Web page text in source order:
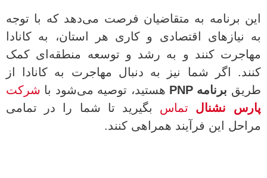
این برنامه به متقاضیان فرصت می‌دهد که با توجه
به نیازهای اقتصادی و کاری هر استان، به کانادا
مهاجرت کنند و به رشد و توسعه منطقه‌ای کمک
کنند. اگر شما نیز به دنبال مهاجرت به کانادا از
طریق برنامه PNP هستید، توصیه می‌شود با شرکت
پارس نشنال
تماس بگیرید تا شما را در تمامی
مراحل این فرآیند همراهی کنند.